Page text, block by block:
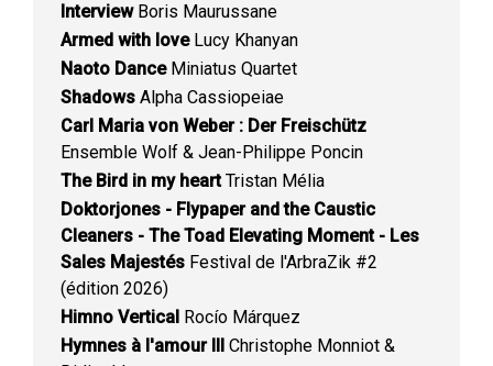
InterviewBoris Maurussane
Armed with loveLucy Khanyan
Naoto DanceMiniatus Quartet
Shadows Alpha Cassiopeiae
Carl Maria von Weber : Der Freischütz
Ensemble Wolf & Jean-Philippe Poncin
The Bird in my heartTristan Mélia
Doktorjones - Flypaper and the Caustic
Cleaners - The Toad Elevating Moment - Les
Sales Majestés Festival de l'ArbraZik #2
(édition 2026)
Himno Vertical Rocío Márquez
Hymnes à l'amour III Christophe Monniot &